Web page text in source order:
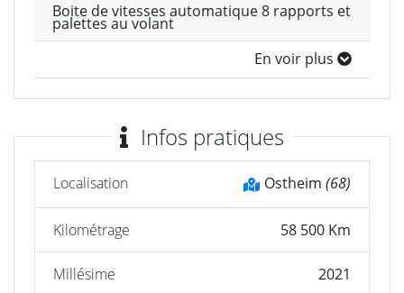
Boite de vitesses automatique 8 rapports et
palettes au volant
En voir plus
Infos pratiques
Localisation Ostheim (68)
Kilométrage 58 500 Km
Millésime 2021